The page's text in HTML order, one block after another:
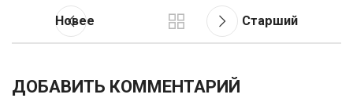
Новее Cтарший
ДОБАВИТЬ КОММЕНТАРИЙ